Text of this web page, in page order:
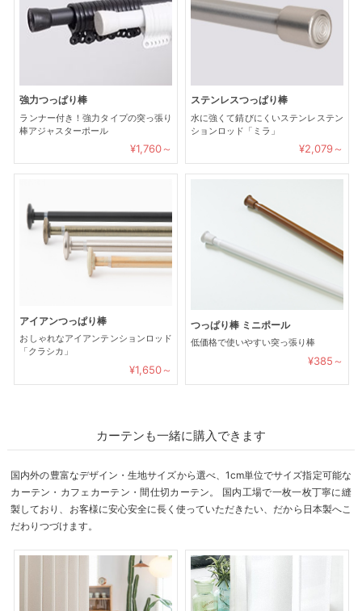
強力つっぱり棒
ランナー付き！強力タイプの突っ張り
棒アジャスターポール
¥1,760～
ステンレスつっぱり棒
水に強くて錆びにくいステンレステン
ションロッド「ミラ」
¥2,079～
アイアンつっぱり棒
おしゃれなアイアンテンションロッド
「クラシカ」
¥1,650～
つっぱり棒 ミニポール
低価格で使いやすい突っ張り棒
¥385～
カーテンも一緒に購入できます
国内外の豊富なデザイン・生地サイズから選べ、1cm単位でサイズ指定可能な
カーテン・カフェカーテン・間仕切カーテン。 国内工場で一枚一枚丁寧に縫
製しており、お客様に安心安全に長く使っていただきたい、だから日本製へこ
だわりつづけます。